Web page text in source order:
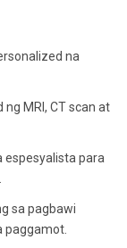
na
MRI, CT scan at
espesyalista para
sa pagbawi
paggamot.